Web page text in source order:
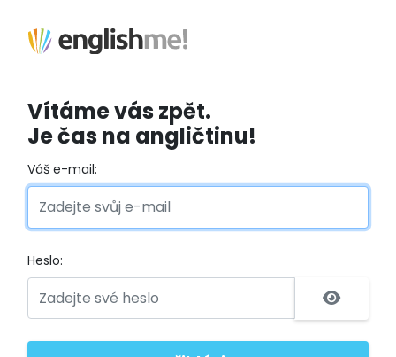
Vítáme vás zpět.
Je čas na angličtinu!
Váš e-mail:
Heslo: